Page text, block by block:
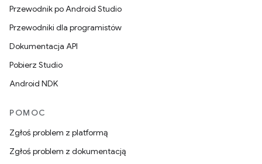
Przewodnik po Android Studio
Przewodniki dla programistów
Dokumentacja API
Pobierz Studio
Android NDK
POMOC
Zgłoś problem z platformą
Zgłoś problem z dokumentacją